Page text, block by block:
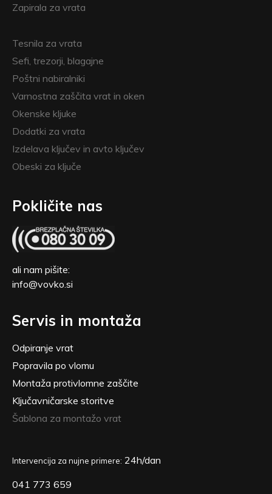
Zapirala za vrata
Tesnila za vrata
Sefi, trezorji, blagajne
Poštni nabiralniki
Varnostna zaščita vrat in oken
Okenske kljuke
Dodatki za vrata
Izdelava ključev in avto ključev
Obeski za ključe
Pokličite nas
ali nam pišite:
info@vovko.si
Servis in montaža
Odpiranje vrat
Popravila po vlomu
Montaža protivlomne zaščite
Ključavničarske storitve
Šablona za montažo vrat
Intervencija za nujne primere: 24h/dan
041 773 659